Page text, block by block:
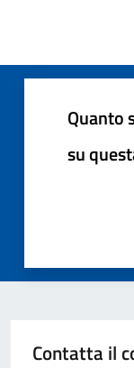
Quanto
su
Contatta il